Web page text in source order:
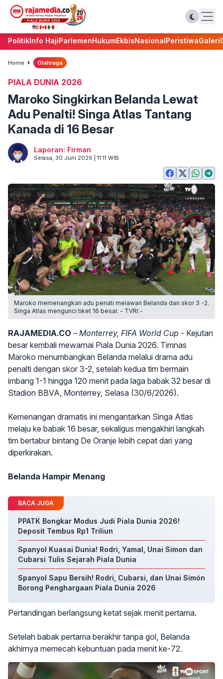
PolitikInfo HajiParlemenHukumEkbisNasionalPeristiwaGaleri
Home Olahraga
PIALA DUNIA 2026
Maroko Singkirkan Belanda Lewat
Adu Penalti! Singa Atlas Tantang
Kanada di 16 Besar
Laporan: Firman
Selasa, 30 Juni 2026 | 11:11 WIB
Maroko memenangkan adu penati melawan Belanda dan skor 3 -2.
Singa Atlas mengunci tiket 16 besar. - TVRI -
RAJAMEDIA.CO – Monterrey, FIFA World Cup - Kejutan
besar kembali mewarnai Piala Dunia 2026. Timnas
Maroko menumbangkan Belanda melalui drama adu
penalti dengan skor 3-2, setelah kedua tim bermain
imbang 1-1 hingga 120 menit pada laga babak 32 besar di
Stadion BBVA, Monterrey, Selasa (30/6/2026).
Kemenangan dramatis ini mengantarkan Singa Atlas
melaju ke babak 16 besar, sekaligus mengakhiri langkah
tim bertabur bintang De Oranje lebih cepat dari yang
diperkirakan.
Belanda Hampir Menang
BACA JUGA
PPATK Bongkar Modus Judi Piala Dunia 2026!
Deposit Tembus Rp1 Triliun
Spanyol Kuasai Dunia! Rodri, Yamal, Unai Simon dan
Cubarsi Tulis Sejarah Piala Dunia
Spanyol Sapu Bersih! Rodri, Cubarsi, dan Unai Simón
Borong Penghargaan Piala Dunia 2026
Pertandingan berlangsung ketat sejak menit pertama.
Setelah babak pertama berakhir tanpa gol, Belanda
akhirnya memecah kebuntuan pada menit ke-72.